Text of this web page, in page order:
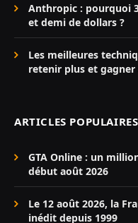
Anthropic : pourquoi
et demi de dollars ?
Les meilleures
retenir plus et
ARTICLES POPULAIRES
GTA Online : un
début août 2026
Le 12 août 2026, la
inédit depuis 1999